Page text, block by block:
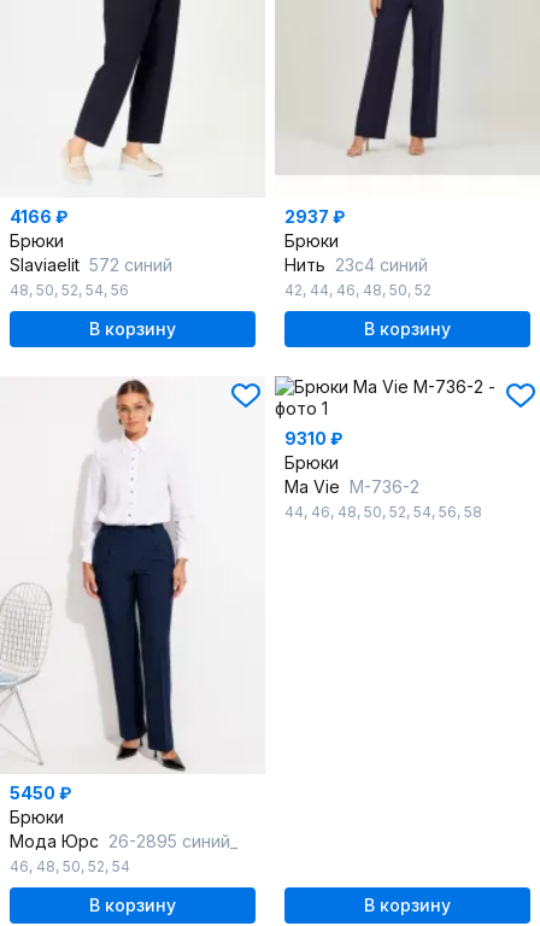
4166 ₽
Брюки
Slaviaelit 572 синий
48, 50, 52, 54, 56
В корзину
2937 ₽
Брюки
Нить 23с4 синий
42, 44, 46, 48, 50, 52
В корзину
5450 ₽
Брюки
Мода Юрс 26-2895 синий_
46, 48, 50, 52, 54
В корзину
9310 ₽
Брюки
Ma Vie М-736-2
44, 46, 48, 50, 52, 54, 56, 58
В корзину